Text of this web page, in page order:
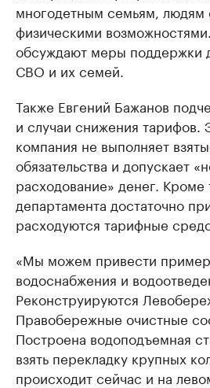
многодетным семьям, людям
физическими
обсуждают меры поддержки
СВО и их семей.
Также Евгений Бажанов
и случаи снижения тарифов.
компания не выполняет
обязательства и допускает
расходование» денег. Кроме
департамента достаточно
расходуются тарифные
«Мы можем привести
водоснабжения и
Реконструируются
Правобережные очистные
Построена водоподъемная
взять перекладку крупных
происходит сейчас и на